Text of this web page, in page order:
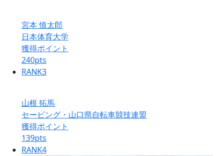
宮本 慎太郎
日本体育大学
獲得ポイント
240pts
RANK3
山根 拓馬
セービング・山口県自転車競技連盟
獲得ポイント
139pts
RANK4